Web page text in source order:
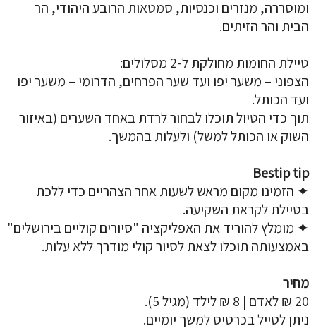
ומוסררה, מנזרים וכנסיות, סמטאות הרובע היהודי, הר
הבית והר הזיתים.
טיילת החומות מחולקת ל-2 מסלולים:
הצפוני – משער יפו ועד שער הפרחים, הדרומי – משער יפו
ועד הכותל.
תוך כדי הטיול תוכלו לבחור לרדת באחד השערים (באיזור
השוק או הכותל למשל) ולעלות בהמשך.
Bestip tip
✦ הזמינו מקום מראש לשעות אחר הצהריים כדי ללכת
בטיילת לקראת השקיעה.
✦ מומלץ להוריד את האפליקציה "סיורים קוליים בירושלים"
באמצעותה תוכלו לצאת לסיור קולי מודרך ללא עלות.
מחיר
20 ₪ לאדם | 8 ₪ לילד (מגיל 5).
ניתן לטייל בכרטיס למשך יומיים.